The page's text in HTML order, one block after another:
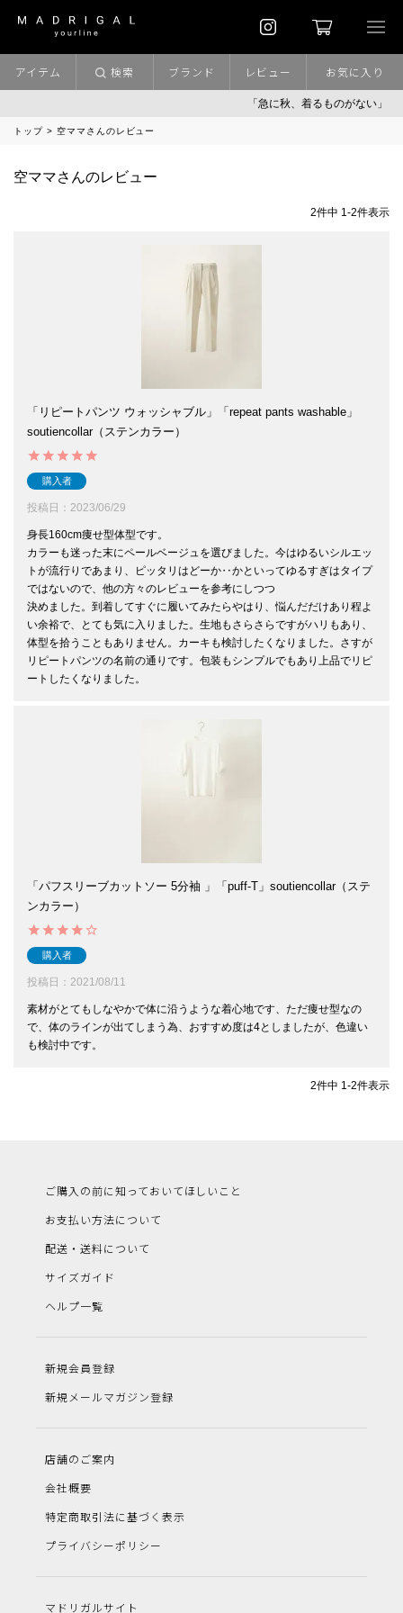
「急に秋、着るものがない」
アイテム 検索 ブランド レビュー お気に入り
トップ 空ママさんのレビュー
空ママさんのレビュー
2件中 1-2件表示
「リピートパンツ ウォッシャブル」「repeat pants washable」
soutiencollar（ステンカラー）
購入者
投稿日 2023/06/29
身長160cm痩せ型体型です。
カラーも迷った末にペールベージュを選びました。今はゆるいシルエッ
トが流行りであまり、ピッタリはどーか‥かといってゆるすぎはタイプ
ではないので、他の方々のレビューを参考にしつつ
決めました。到着してすぐに履いてみたらやはり、悩んだだけあり程よ
い余裕で、とても気に入りました。生地もさらさらですがハリもあり、
体型を拾うこともありません。カーキも検討したくなりました。さすが
リピートパンツの名前の通りです。包装もシンプルでもあり上品でリピ
ートしたくなりました。
「パフスリーブカットソー 5分袖 」「puff-T」soutiencollar（ステ
ンカラー）
購入者
投稿日 2021/08/11
素材がとてもしなやかで体に沿うような着心地です、ただ痩せ型なの
で、体のラインが出てしまう為、おすすめ度は4としましたが、色違い
も検討中です。
2件中 1-2件表示
ご購入の前に知っておいてほしいこと
お支払い方法について
配送・送料について
サイズガイド
ヘルプ一覧
新規会員登録
新規メールマガジン登録
店舗のご案内
会社概要
特定商取引法に基づく表示
プライバシーポリシー
マドリガルサイト